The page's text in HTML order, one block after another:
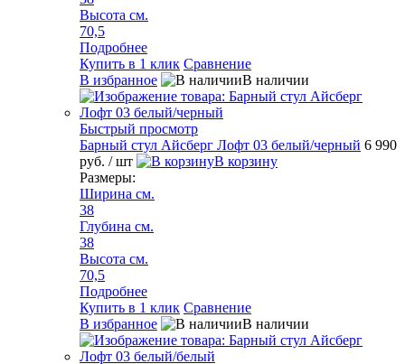
Высота см.
70,5
Подробнее
Купить в 1 клик Сравнение
В избранное
В наличии
Быстрый просмотр
Барный стул Айсберг Лофт 03 белый/черный 6 990
руб. / шт
В корзину
Размеры:
Ширина см.
38
Глубина см.
38
Высота см.
70,5
Подробнее
Купить в 1 клик Сравнение
В избранное
В наличии